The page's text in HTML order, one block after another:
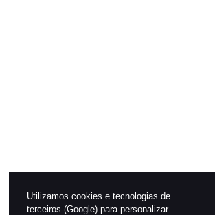
Utilizamos cookies e tecnologias de
terceiros (Google) para personalizar